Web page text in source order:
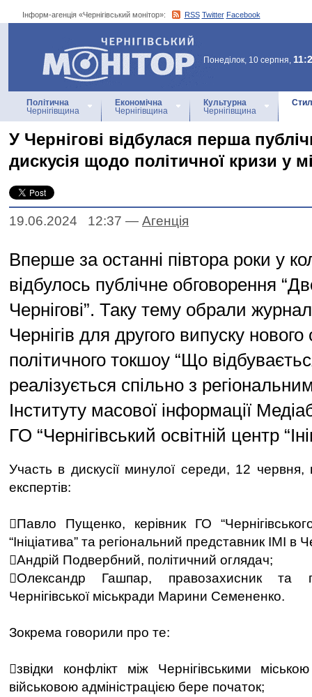
Інформ-агенція «Чернігівський монітор»: RSS Twitter Facebook
Інформ-агенція
«Чернігівський монітор»
Понеділок, 10 серпня,
Політична
Чернігівщина
Економічна
Чернігівщина
Культурна
Чернігівщина
У Чернігові відбулася перша
дискусія щодо політичної кризи у
19.06.2024 12:37 — Агенцiя
Вперше за останні півтора роки у
відбулось публічне обговорення
Чернігові”. Таку тему обрали
Чернігів для другого випуску нового
політичного токшоу “Що
реалізується спільно з
Інституту масової інформації
ГО “Чернігівський освітній центр
Участь в дискусії минулої середи, 12 червня,
експертів:
Павло Пущенко, керівник ГО
“Ініціатива” та регіональний представник ІМІ в
Андрій Подвербний, політичний оглядач;
Олександр Гашпар, правозахисник та
Чернігівської міськради Марини Семененко.
Зокрема говорили про те:
звідки конфлікт між Чернігівськими
військовою адміністрацією бере початок;